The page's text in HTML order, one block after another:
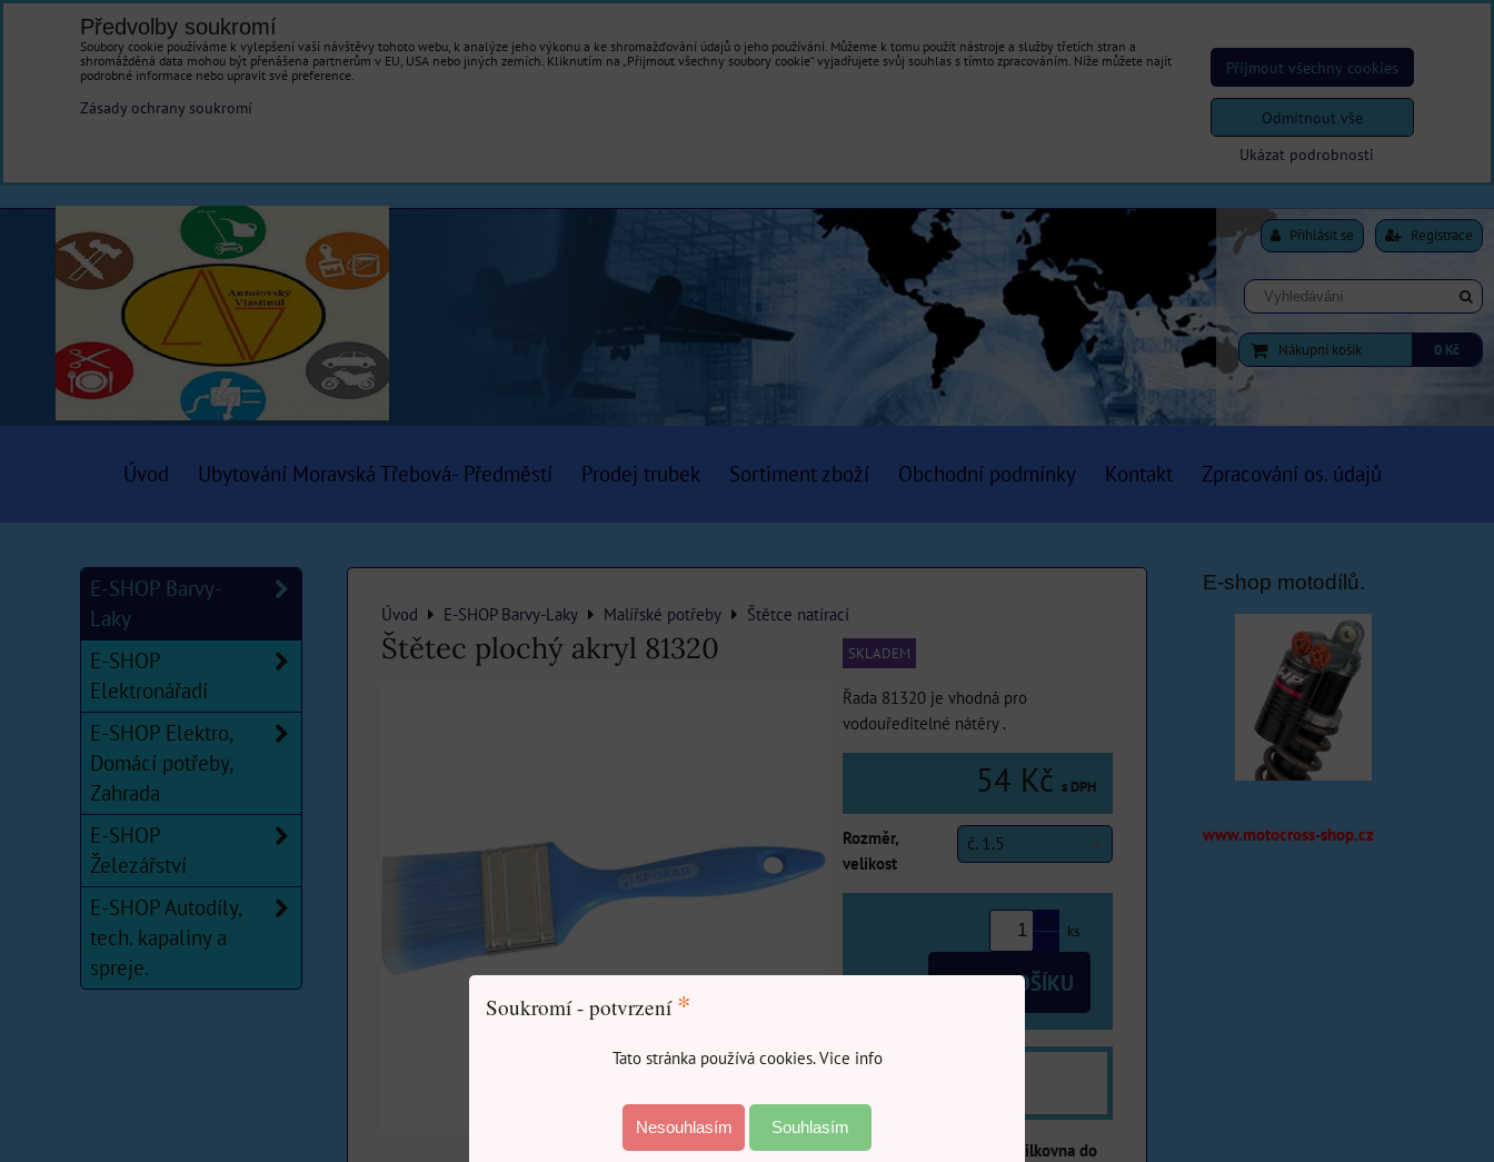
Přihlásit se Registrace
Nákupní košík 0 Kč
Úvod Ubytování Moravská Třebová- Předměstí Prodej trubek Sortiment zboží Obchodní podmínky Kontakt Zpracování os. údajů
Úvod E-SHOP Barvy-Laky Malířské potřeby Štětce natírací
Štětec plochý akryl 81320 SKLADEM
Řada 81320 je vhodná pro
vodouředitelné nátěry .
54 Kč s DPH
Rozměr,
velikost
č. 1.5
ks
DO KOŠÍKU
Zásilkovna do
E-SHOP Barvy-
Laky
E-SHOP
Elektronářadí
E-SHOP Elektro,
Domácí potřeby,
Zahrada
E-SHOP
Železářství
E-SHOP Autodíly,
tech. kapaliny a
spreje.
E-shop motodílů.
www.motocross-shop.cz
Předvolby soukromí
Soubory cookie používáme k vylepšení vaší návštěvy tohoto webu, k analýze jeho výkonu a ke shromažďování údajů o jeho používání. Můžeme k tomu použít nástroje a služby třetích stran a
shromážděná data mohou být přenášena partnerům v EU, USA nebo jiných zemích. Kliknutím na „Přijmout všechny soubory cookie“ vyjadřujete svůj souhlas s tímto zpracováním. Níže můžete najít
podrobné informace nebo upravit své preference.
Zásady ochrany soukromí
Ukázat podrobnosti
Přijmout všechny cookies
Odmítnout vše
Soukromí - potvrzení *
Tato stránka používá cookies. Vice info
Nesouhlasím Souhlasím